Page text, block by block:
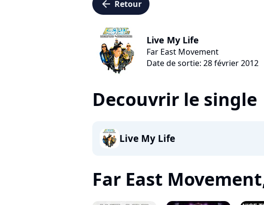
arrow_left Retour
Live My Life
Far East Movement
Date de sortie: 28 février 2012
Decouvrir le single
Live My Life
Far East